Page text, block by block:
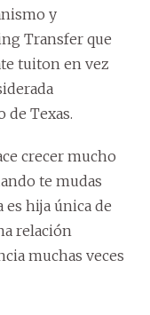
y
Transfer que
tuiton en vez
de Texas.
crecer mucho
te mudas
es hija única de
relación
muchas veces